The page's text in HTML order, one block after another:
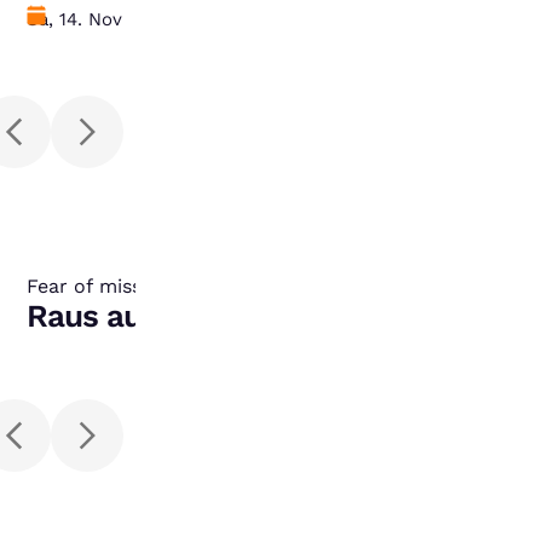
Datum
Sa, 14. Nov
Fear of missing out
:
Raus aus der FOMO-Falle